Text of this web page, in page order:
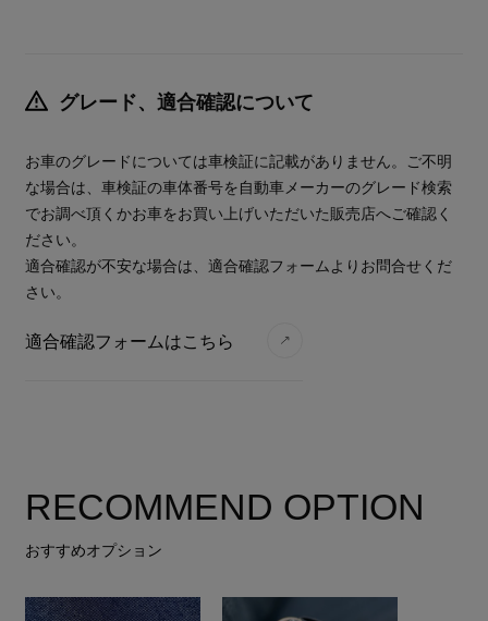
グレード、適合確認について
お車のグレードについては車検証に記載がありません。ご不明
な場合は、車検証の車体番号を自動車メーカーのグレード検索
でお調べ頂くかお車をお買い上げいただいた販売店へご確認く
ださい。
適合確認が不安な場合は、適合確認フォームよりお問合せくだ
さい。
適合確認フォームはこちら
RECOMMEND OPTION
おすすめオプション